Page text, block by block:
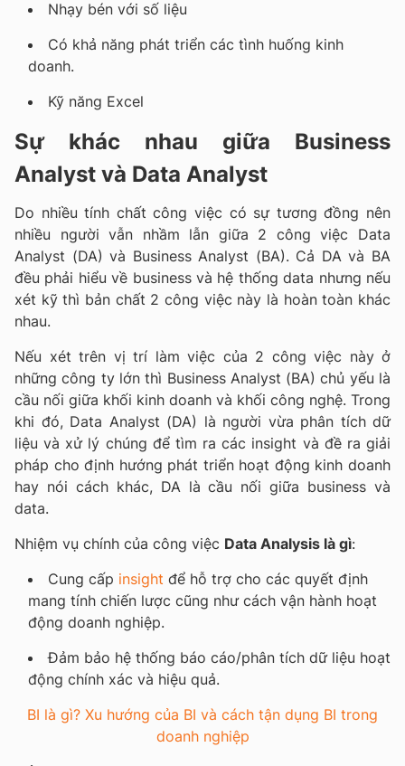
Nhạy bén với số liệu
Có khả năng phát triển các tình huống kinh
doanh.
Kỹ năng Excel
Sự khác nhau giữa Business
Analyst và Data Analyst
Do nhiều tính chất công việc có sự tương đồng nên
nhiều người vẫn nhầm lẫn giữa 2 công việc Data
Analyst (DA) và Business Analyst (BA). Cả DA và BA
đều phải hiểu về business và hệ thống data nhưng nếu
xét kỹ thì bản chất 2 công việc này là hoàn toàn khác
nhau.
Nếu xét trên vị trí làm việc của 2 công việc này ở
những công ty lớn thì Business Analyst (BA) chủ yếu là
cầu nối giữa khối kinh doanh và khối công nghệ. Trong
khi đó, Data Analyst (DA) là người vừa phân tích dữ
liệu và xử lý chúng để tìm ra các insight và đề ra giải
pháp cho định hướng phát triển hoạt động kinh doanh
hay nói cách khác, DA là cầu nối giữa business và
data.
Nhiệm vụ chính của công việc Data Analysis là gì:
Cung cấp insight để hỗ trợ cho các quyết định
mang tính chiến lược cũng như cách vận hành hoạt
động doanh nghiệp.
Đảm bảo hệ thống báo cáo/phân tích dữ liệu hoạt
động chính xác và hiệu quả.
BI là gì? Xu hướng của BI và cách tận dụng BI trong
doanh nghiệp